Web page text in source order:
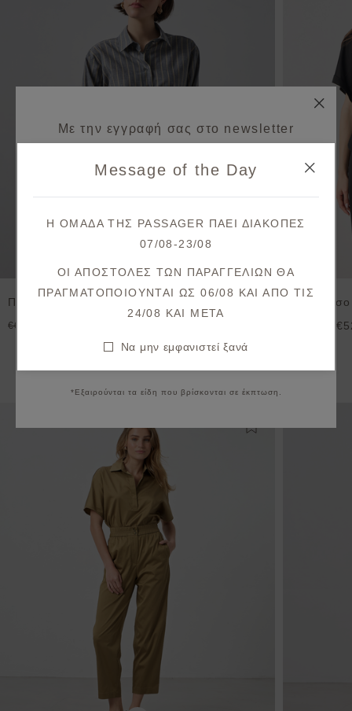
Πουκάμισο ρίγα oversize
€65,00
Μπορεί να σας ενδιαφέρουν
Με την εγγραφή σας στο newsletter
στην πρώτη σας παραγγελία!
παραλαβές & μοναδικές προσφορές.
Συμφωνώ με τους όρους και προϋποθέσεις
*Εξαιρούνται τα είδη που βρίσκονται σε έκπτωση.
Message of the Day
Η ΟΜΑΔΑ ΤΗΣ PASSAGER ΠΑΕΙ ΔΙΑΚΟΠΕΣ
07/08-23/08
ΟΙ ΑΠΟΣΤΟΛΕΣ ΤΩΝ ΠΑΡΑΓΓΕΛΙΩΝ ΘΑ
ΠΡΑΓΜΑΤΟΠΟΙΟΥΝΤΑΙ ΩΣ 06/08 ΚΑΙ ΑΠΟ ΤΙΣ
24/08 KAI META
Να μην εμφανιστεί ξανά